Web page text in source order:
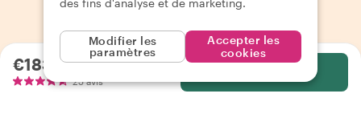
€183.82par personne
25 avis
des fins d'analyse et de marketing.
Modifier les
paramètres
Accepter les
cookies